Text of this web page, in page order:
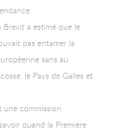
Brexit a estimé que le
pas entamer la
sans au
le Pays de Galles et
une commission
quand la Première